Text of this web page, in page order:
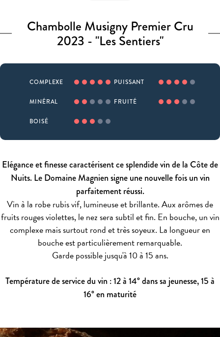
Chambolle Musigny Premier Cru
2023 - "Les Sentiers"
COMPLEXE PUISSANT
MINÉRAL FRUITÉ
BOISÉ
Elégance et finesse caractérisent ce splendide vin de la Côte de
Nuits. Le Domaine Magnien signe une nouvelle fois un vin
parfaitement réussi.
Vin à la robe rubis vif, lumineuse et brillante. Aux arômes de
fruits rouges violettes, le nez sera subtil et fin. En bouche, un vin
complexe mais surtout rond et très soyeux. La longueur en
bouche est particulièrement remarquable.
Garde possible jusqu'à 10 à 15 ans.
Température de service du vin : 12 à 14° dans sa jeunesse, 15 à
16° en maturité